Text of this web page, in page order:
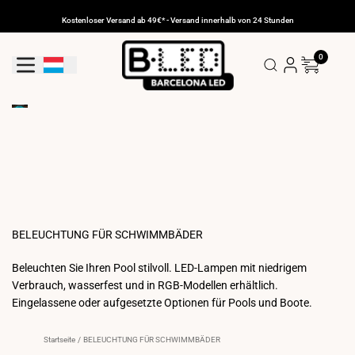
Kostenloser Versand ab 49€* - Versand innerhalb von 24 Stunden
Geolokalisierungs-Schaltfläche: Luxemburg
0
BELEUCHTUNG FÜR SCHWIMMBÄDER
Beleuchten Sie Ihren Pool stilvoll. LED-Lampen mit niedrigem
Verbrauch, wasserfest und in RGB-Modellen erhältlich.
Eingelassene oder aufgesetzte Optionen für Pools und Boote.
Startseite / BELEUCHTUNG FÜR SCHWIMMBÄDER